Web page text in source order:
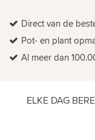
Direct van de
Pot- en plant
Al meer dan
ELKE DAG